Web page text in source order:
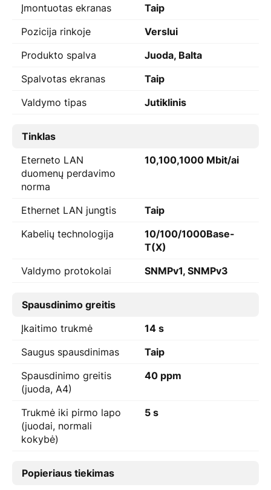
Įmontuotas ekranas
Taip
Pozicija rinkoje
Verslui
Produkto spalva
Juoda, Balta
Spalvotas ekranas
Taip
Valdymo tipas
Jutiklinis
Tinklas
Eterneto LAN
duomenų perdavimo
norma
10,100,1000 Mbit/ai
Ethernet LAN jungtis
Taip
Kabelių technologija
10/100/1000Base-
T(X)
Valdymo protokolai
SNMPv1, SNMPv3
Spausdinimo greitis
Įkaitimo trukmė
14 s
Saugus spausdinimas
Taip
Spausdinimo greitis
(juoda, A4)
40 ppm
Trukmė iki pirmo lapo
(juodai, normali
kokybė)
5 s
Popieriaus tiekimas